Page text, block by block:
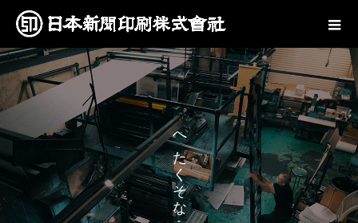
へ
た
く
そ
な
。
で
も